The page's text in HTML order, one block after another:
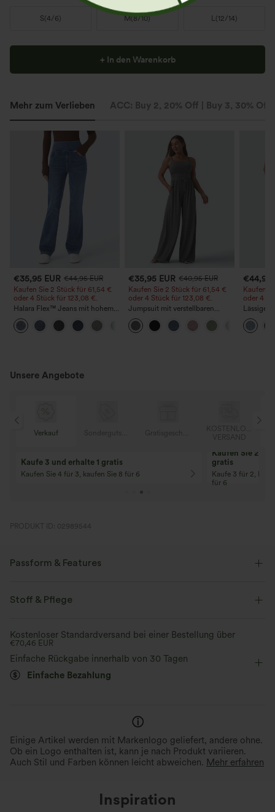
S(4/6) M(8/10) L(12/14)
+ In den Warenkorb
Mehr zum Verlieben ACC: Buy 2, 20% Off | Buy 3, 30% Off
€35,95 EUR €44,95 EUR
Kaufen Sie 2 Stück für 61,54 €
oder 4 Stück für 123,08 €.
Halara Flex™ Jeans mit hohem
Bund und Taschen,
gewaschener, lässiger Bootcut
€35,95 EUR €40,95 EUR
Kaufen Sie 2 Stück für 61,54 €
oder 4 Stück für 123,08 €.
Jumpsuit mit verstellbaren
Trägern, gerafftem Detail,
weitem Bein und meliertem
Stoff, lässig, mit Taschen - Easy
€44,95
Kaufen
oder 4
Lässige
Taschen
Unsere Angebote
Verkauf
Kaufe 3 und erhalte 1 gratis
Kaufen Sie 4 für 3, kaufen Sie 8 für 6
Kaufen Sie 2
gratis
Kaufe 3 für 2,
für 6
PRODUKT ID: 02989544
Passform & Features
Stoff & Pflege
Kostenloser Standardversand bei einer Bestellung über
€70,46 EUR
Einfache Rückgabe innerhalb von 30 Tagen
Einfache Bezahlung
Einige Artikel werden mit Markenlogo geliefert, andere ohne.
Ob ein Logo enthalten ist, kann je nach Produkt variieren.
Auch Stil und Farben können leicht abweichen. Mehr erfahren
Inspiration